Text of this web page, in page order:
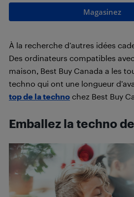
Magasinez
À la recherche d’autres idées
Des ordinateurs compatibles
maison, Best Buy Canada a les
techno qui ont une longueur
top de la techno chez Best Buy
Emballez la techno